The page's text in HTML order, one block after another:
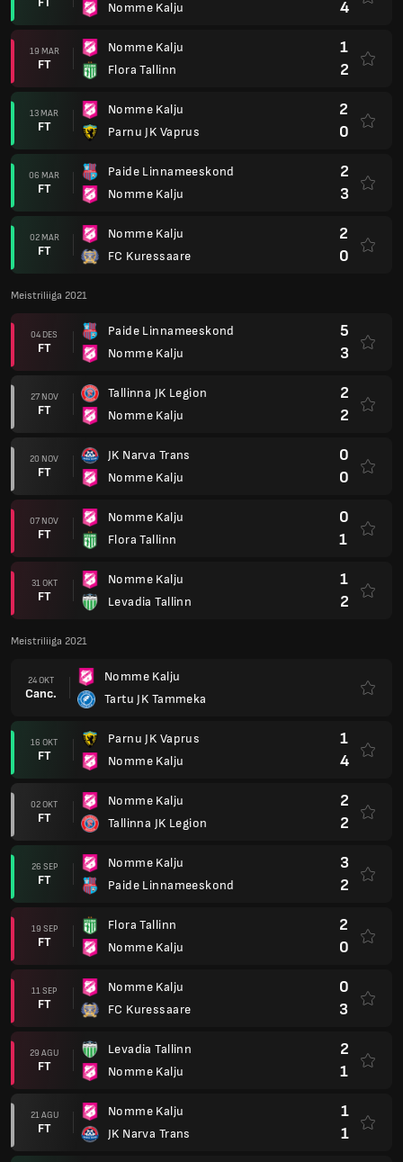
Nomme Kalju 4
19 MAR
FT
Nomme Kalju
Flora Tallinn
1
2
13 MAR
FT
Nomme Kalju
Parnu JK Vaprus
2
0
06 MAR
FT
Paide Linnameeskond
Nomme Kalju
2
3
02 MAR
FT
Nomme Kalju
FC Kuressaare
2
0
Meistriliiga 2021
04 DES
FT
Paide Linnameeskond
Nomme Kalju
5
3
27 NOV
FT
Tallinna JK Legion
Nomme Kalju
2
2
20 NOV
FT
JK Narva Trans
Nomme Kalju
0
0
07 NOV
FT
Nomme Kalju
Flora Tallinn
0
1
31 OKT
FT
Nomme Kalju
Levadia Tallinn
1
2
Meistriliiga 2021
24 OKT
Canc.
Nomme Kalju
Tartu JK Tammeka
16 OKT
FT
Parnu JK Vaprus
Nomme Kalju
1
4
02 OKT
FT
Nomme Kalju
Tallinna JK Legion
2
2
26 SEP
FT
Nomme Kalju
Paide Linnameeskond
3
2
19 SEP
FT
Flora Tallinn
Nomme Kalju
2
0
11 SEP
FT
Nomme Kalju
FC Kuressaare
0
3
29 AGU
FT
Levadia Tallinn
Nomme Kalju
2
1
21 AGU
FT
Nomme Kalju
JK Narva Trans
1
1